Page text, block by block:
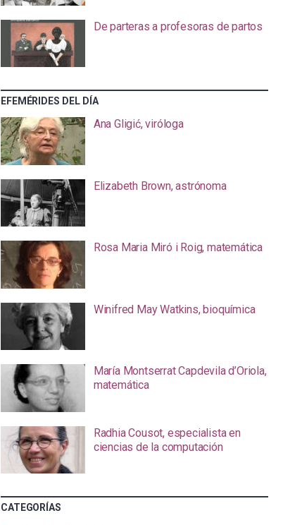
De parteras a profesoras de partos
EFEMÉRIDES DEL DÍA
Ana Gligić, viróloga
Elizabeth Brown, astrónoma
Rosa Maria Miró i Roig, matemática
Winifred May Watkins, bioquímica
María Montserrat Capdevila d’Oriola,
matemática
Radhia Cousot, especialista en
ciencias de la computación
CATEGORÍAS